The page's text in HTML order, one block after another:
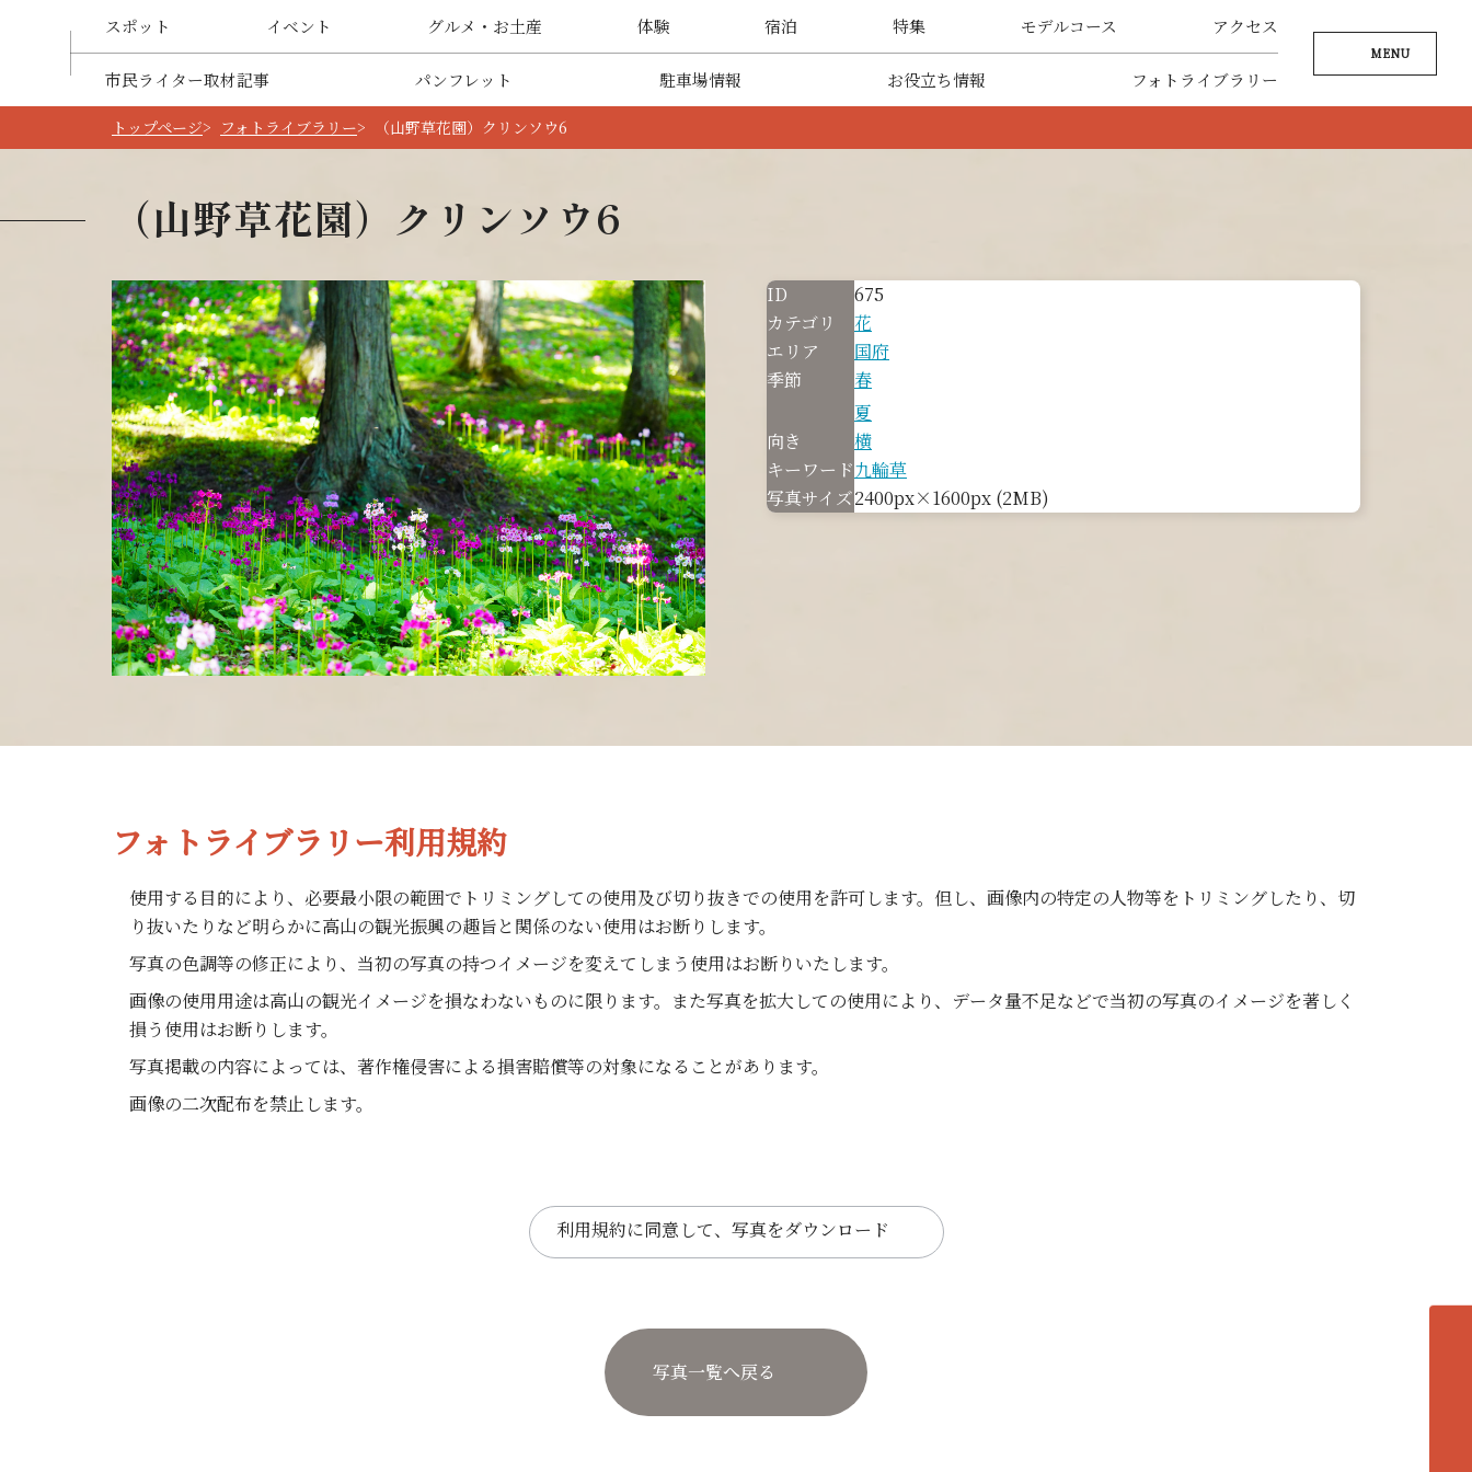
スポット イベント グルメ・お土産 体験 宿泊 特集 モデルコース アクセス
市民ライター取材記事 パンフレット 駐車場情報 お役立ち情報 フォトライブラリー
MENU
トップページ フォトライブラリー （山野草花園）クリンソウ6
（山野草花園）クリンソウ6
ID
675
カテゴリ
花
エリア
国府
季節
春
夏
向き
横
キーワード九輪草
写真サイズ2400px×1600px (2MB)
フォトライブラリー利用規約
使用する目的により、必要最小限の範囲でトリミングしての使用及び切り抜きでの使用を許可します。但し、画像内の特定の人物等をトリミングしたり、切
り抜いたりなど明らかに高山の観光振興の趣旨と関係のない使用はお断りします。
写真の色調等の修正により、当初の写真の持つイメージを変えてしまう使用はお断りいたします。
画像の使用用途は高山の観光イメージを損なわないものに限ります。また写真を拡大しての使用により、データ量不足などで当初の写真のイメージを著しく
損う使用はお断りします。
写真掲載の内容によっては、著作権侵害による損害賠償等の対象になることがあります。
画像の二次配布を禁止します。
利用規約に同意して、写真をダウンロード
写真一覧へ戻る